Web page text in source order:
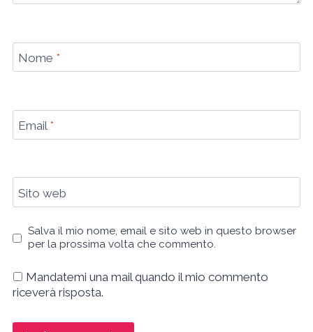
Nome *
Email *
Sito web
Salva il mio nome, email e sito web in questo browser
per la prossima volta che commento.
Mandatemi una mail quando il mio commento
riceverà risposta.